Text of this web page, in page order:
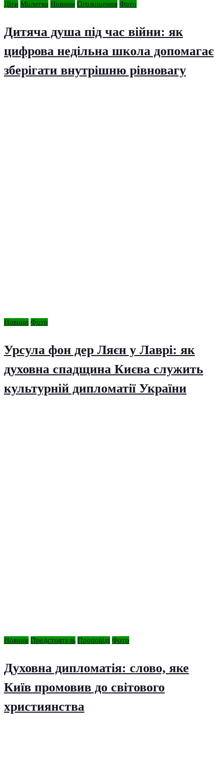
Діти Молитва Новини Оголошення Фото
Дитяча душа під час війни: як
цифрова недільна школа допомагає
зберігати внутрішню рівновагу
Новини Фото
Урсула фон дер Ляєн у Лаврі: як
духовна спадщина Києва служить
культурній дипломатії України
Новини Предстоятель Проповіді Фото
Духовна дипломатія: слово, яке
Київ промовив до світового
християнства